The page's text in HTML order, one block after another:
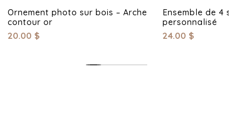
Ornement photo sur bois – Arche
contour or
20.00 $
Ensemble de 4
personnalisé
24.00 $